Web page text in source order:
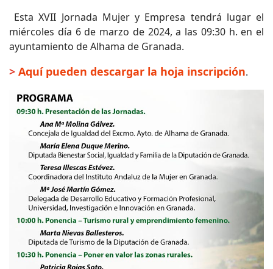
Esta XVII Jornada Mujer y Empresa tendrá lugar el
miércoles día 6 de marzo de 2024, a las 09:30 h. en el
ayuntamiento de Alhama de Granada.
> Aquí pueden descargar la hoja inscripción.